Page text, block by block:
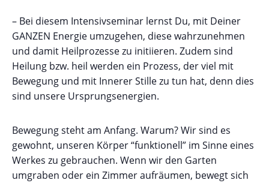
– Bei diesem Intensivseminar lernst Du, mit Deiner
GANZEN Energie umzugehen, diese wahrzunehmen
und damit Heilprozesse zu initiieren. Zudem sind
Heilung bzw. heil werden ein Prozess, der viel mit
Bewegung und mit Innerer Stille zu tun hat, denn dies
sind unsere Ursprungsenergien.
Bewegung steht am Anfang. Warum? Wir sind es
gewohnt, unseren Körper “funktionell” im Sinne eines
Werkes zu gebrauchen. Wenn wir den Garten
umgraben oder ein Zimmer aufräumen, bewegt sich